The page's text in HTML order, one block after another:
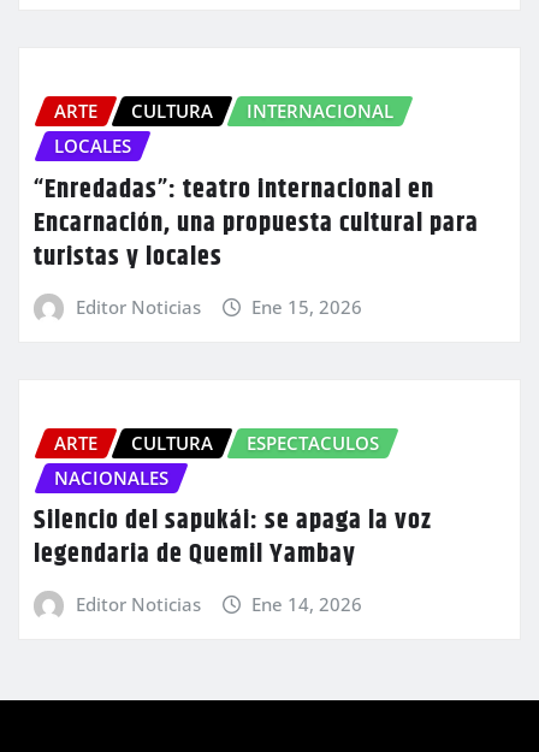
ARTE CULTURA
INTERNACIONAL
LOCALES
“Enredadas”: teatro internacional en
Encarnación, una propuesta cultural para
turistas y locales
Editor Noticias Ene 15, 2026
ARTE CULTURA
ESPECTACULOS
NACIONALES
Silencio del sapukái: se apaga la voz
legendaria de Quemil Yambay
Editor Noticias Ene 14, 2026